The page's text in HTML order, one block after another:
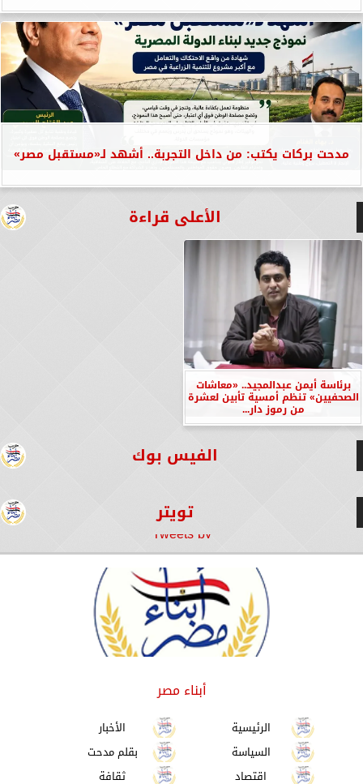
مدحت بركات يكتب: من داخل التجربة.. أشهد لـ«مستقبل مصر»
الأعلى قراءة
برئاسة أيمن عبدالمجيد.. «معاشات
الصحفيين» تنظم أمسية تأبين لعشرة
من رموز دار...
الفيس بوك
تويتر
Tweets by
أبناء مصر
الرئيسية
الأخبار
السياسة
بقلم مدحت
اقتصاد
ثقافة